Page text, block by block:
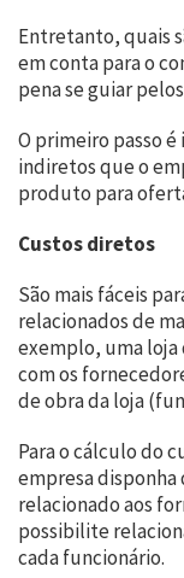
Entretanto, quais
em conta para o
pena se guiar
O primeiro passo
indiretos que o
produto para
Custos diretos
São mais fáceis
relacionados de
exemplo, uma
com os
de obra da loja
Para o cálculo do
empresa
relacionado aos
possibilite
cada funcionário.